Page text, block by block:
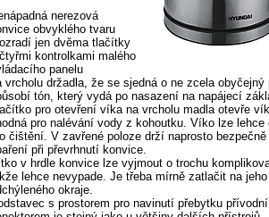
nerezová
obvyklého tvaru
jen dvěma tlačítky
kontrolkami malého
panelu
vrcholu držadla, že se sjedná o ne zcela
tón, který vydá po nasazení na napájecí
pro otevření víka na vrcholu madla otevře
pro nalévání vody z kohoutku. Víko lze
čištění. V zavřené poloze drží naprosto
při převrhnutí konvice.
v hrdle konvice lze vyjmout o trochu
lehce nevypade. Je třeba mírně zatlačit na
okraje.
s prostorem pro navinutí přebytku